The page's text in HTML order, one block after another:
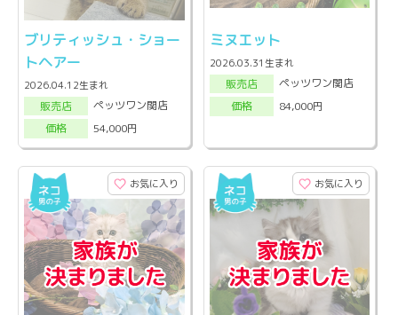
ブリティッシュ・ショー
トヘアー
2026.04.12生まれ
販売店
ペッツワン関店
価格
54,000円
ミヌエット
2026.03.31生まれ
販売店
ペッツワン関店
価格
84,000円
お気に入り お気に入り